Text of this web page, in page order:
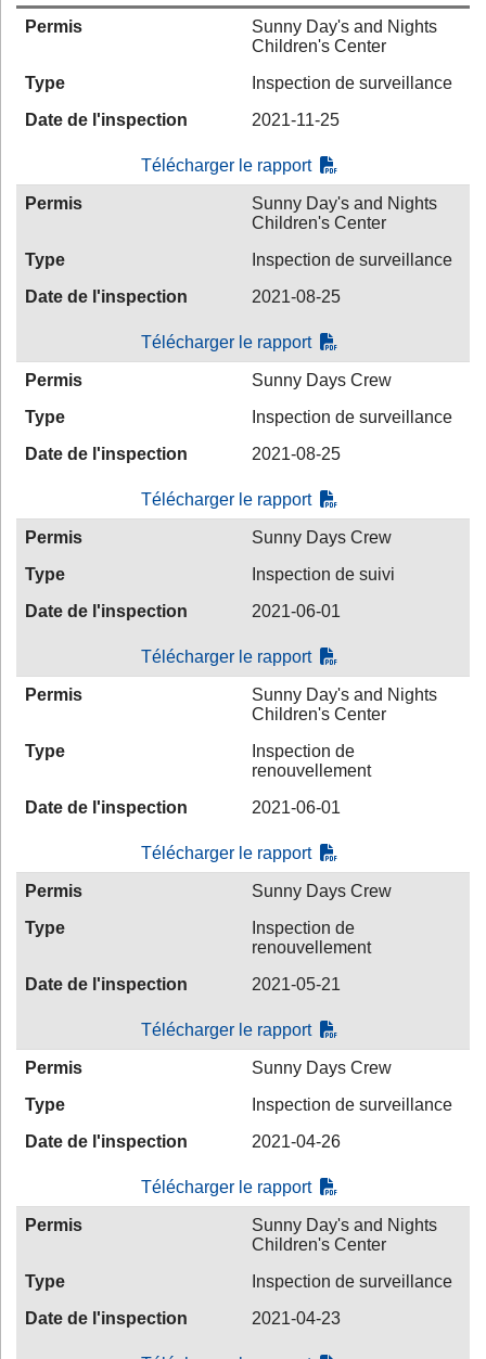
Permis
Sunny Day's and Nights
Children's Center
Type
Inspection de surveillance
Date de l'inspection
2021-11-25
Télécharger le rapport
Permis
Sunny Day's and Nights
Children's Center
Type
Inspection de surveillance
Date de l'inspection
2021-08-25
Télécharger le rapport
Permis
Sunny Days Crew
Type
Inspection de surveillance
Date de l'inspection
2021-08-25
Télécharger le rapport
Permis
Sunny Days Crew
Type
Inspection de suivi
Date de l'inspection
2021-06-01
Télécharger le rapport
Permis
Sunny Day's and Nights
Children's Center
Type
Inspection de
renouvellement
Date de l'inspection
2021-06-01
Télécharger le rapport
Permis
Sunny Days Crew
Type
Inspection de
renouvellement
Date de l'inspection
2021-05-21
Télécharger le rapport
Permis
Sunny Days Crew
Type
Inspection de surveillance
Date de l'inspection
2021-04-26
Télécharger le rapport
Permis
Sunny Day's and Nights
Children's Center
Type
Inspection de surveillance
Date de l'inspection
2021-04-23